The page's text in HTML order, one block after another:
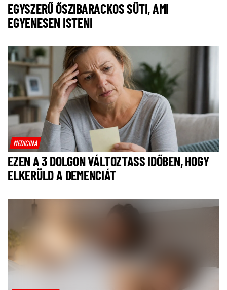
EGYSZERŰ ŐSZIBARACKOS SÜTI, AMI
EGYENESEN ISTENI
MEDICINA
EZEN A 3 DOLGON VÁLTOZTASS IDŐBEN, HOGY
ELKERÜLD A DEMENCIÁT